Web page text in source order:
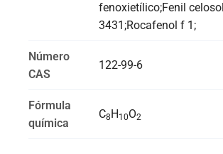
fenoxietílico;Fenil
3431;Rocafenol f 1;
Número
CAS
122-99-6
Fórmula
química
C8 H 10O2